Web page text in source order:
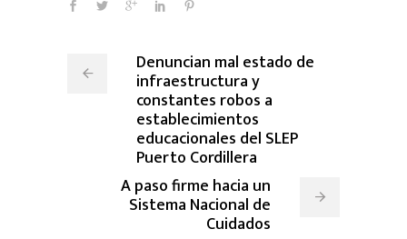
Denuncian mal estado de
infraestructura y
constantes robos a
establecimientos
educacionales del SLEP
Puerto Cordillera
A paso firme hacia un
Sistema Nacional de
Cuidados